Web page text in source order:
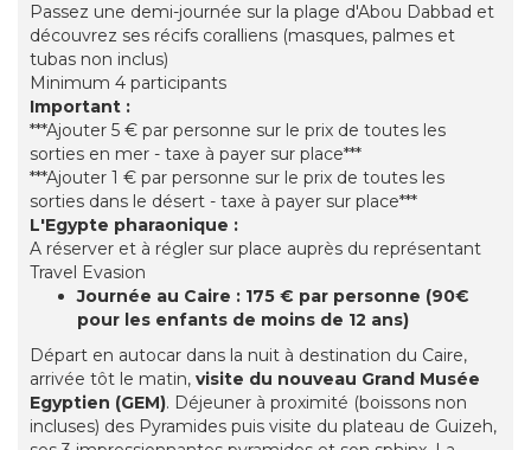
Passez une demi-journée sur la plage d'Abou Dabbad et
découvrez ses récifs coralliens (masques, palmes et
tubas non inclus)
Minimum 4 participants
Important :
***Ajouter 5 € par personne sur le prix de toutes les
sorties en mer - taxe à payer sur place***
***Ajouter 1 € par personne sur le prix de toutes les
sorties dans le désert - taxe à payer sur place***
L'Egypte pharaonique :
A réserver et à régler sur place auprès du représentant
Travel Evasion
Journée au Caire : 175 € par personne (90€
pour les enfants de moins de 12 ans)
Départ en autocar dans la nuit à destination du Caire,
arrivée tôt le matin, visite du nouveau Grand Musée
Egyptien (GEM). Déjeuner à proximité (boissons non
incluses) des Pyramides puis visite du plateau de Guizeh,